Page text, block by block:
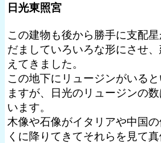
日光東照宮
この建物も後から勝手に支配
だましていろいろな形にさせ
えてきました。
この地下にリュージンがいる
ますが、日光のリュージンの
います。
木像や石像がイタリアや中国
くに降りてきてそれらを見て